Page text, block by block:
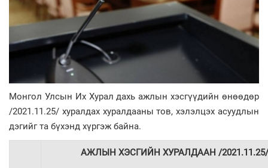
Монгол Улсын Их Хурал дахь ажлын хэсгүүдийн өнөөдөр
/2021.11.25/ хуралдах хуралдааны тов, хэлэлцэх асуудлын
дэгийг та бүхэнд хүргэж байна.
АЖЛЫН ХЭСГИЙН ХУРАЛДААН /2021.11.25/